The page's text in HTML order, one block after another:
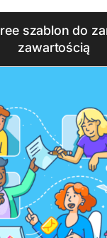
szablon do
zawartością